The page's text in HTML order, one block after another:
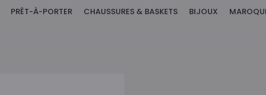
PRÊT-À-PORTER CHAUSSURES & BASKETS BIJOUX